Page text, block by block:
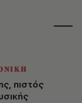
πιστός